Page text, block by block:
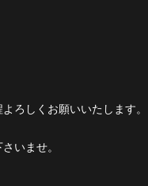
ろしくお願いいたします。
いませ。